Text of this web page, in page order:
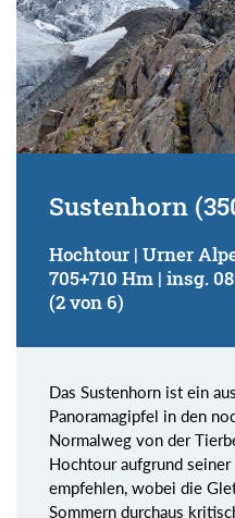
Sustenhorn
Hochtour | Urner
705+710 Hm | insg.
(2 von 6)
Das Sustenhorn ist ein
Panoramagipfel in den
Normalweg von der
Hochtour aufgrund
empfehlen, wobei die
Sommern durchaus